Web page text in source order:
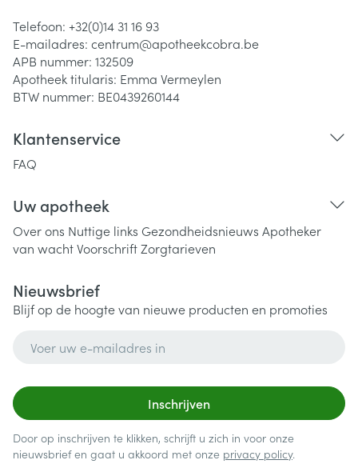
Telefoon: +32(0)14 31 16 93
E-mailadres: centrum@apotheekcobra.be
APB nummer: 132509
Apotheek titularis: Emma Vermeylen
BTW nummer: BE0439260144
Klantenservice
FAQ
Uw apotheek
Over ons Nuttige links Gezondheidsnieuws Apotheker
van wachtVoorschriftZorgtarieven
Nieuwsbrief
Blijf op de hoogte van nieuwe producten en promoties
Inschrijven
Door op inschrijven te klikken, schrijft u zich in voor onze
nieuwsbrief en gaat u akkoord met onze privacy policy.